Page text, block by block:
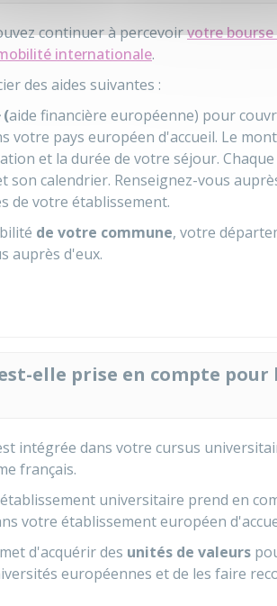
continuer à percevoirvotre
internationale.
des aides suivantes :
(aide financière européenne) pour
votre pays européen d'accueil. Le
et la durée de votre séjour.
son calendrier. Renseignez-vous
de votre établissement.
de votre commune, votre
auprès d'eux.
elle prise en compte
intégrée dans votre cursus
français.
universitaire prend en
votre établissement européen
d'acquérir des unités de valeurs
européennes et de les faire